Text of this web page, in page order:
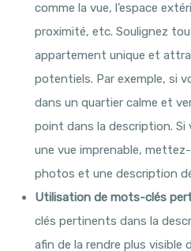
comme la vue, l’espace
proximité, etc. Soulignez
appartement unique et
potentiels. Par exemple, si
dans un quartier calme et
point dans la description. Si
une vue imprenable,
photos et une description
Utilisation de mots-clés
clés pertinents dans la
afin de la rendre plus visible